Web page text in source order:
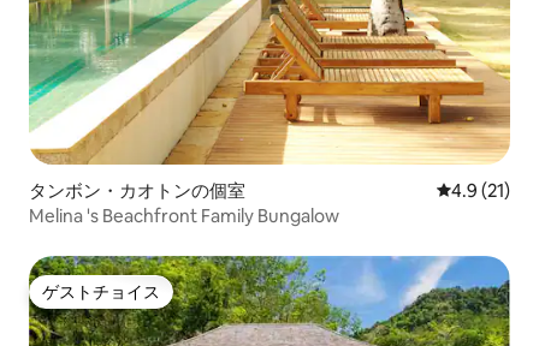
タンボン・カオトンの個室 レビュー21
4.9 (21)
Melina 's Beachfront Family Bungalow
ゲストチョイス
ゲストチョイス